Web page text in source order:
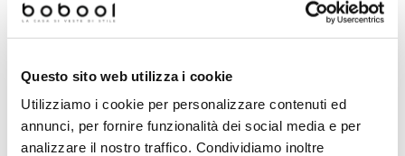
Questo sito web utilizza i cookie
Utilizziamo i cookie per personalizzare contenuti ed
annunci, per fornire funzionalità dei social media e per
analizzare il nostro traffico. Condividiamo inoltre
Specchiera moderna con
luce led perimetrale 70x73
cm - Folio, Arbi
Specchiera moderna senza
faretto 70x73 cm - Less,
Arbi Arredobagno